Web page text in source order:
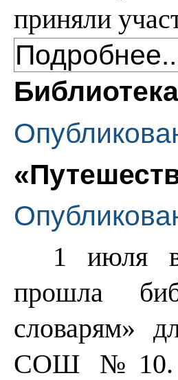
приняли
1 июля в
прошла
словарям»
СОШ №10.